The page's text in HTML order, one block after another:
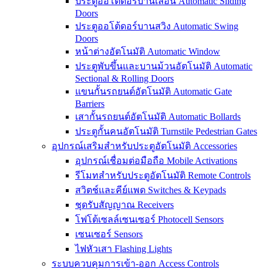
Doors
ประตูออโต้ดอร์บานสวิง Automatic Swing
Doors
หน้าต่างอัตโนมัติ Automatic Window
ประตูพับขึ้นและบานม้วนอัตโนมัติ Automatic
Sectional & Rolling Doors
แขนกั้นรถยนต์อัตโนมัติ Automatic Gate
Barriers
เสากั้นรถยนต์อัตโนมัติ Automatic Bollards
ประตูกั้นคนอัตโนมัติ Turnstile Pedestrian Gates
อุปกรณ์เสริมสำหรับประตูอัตโนมัติ Accessories
อุปกรณ์เชื่อมต่อมือถือ Mobile Activations
รีโมทสำหรับประตูอัตโนมัติ Remote Controls
สวิตช์และคีย์แพด Switches & Keypads
ชุดรับสัญญาณ Receivers
โฟโต้เซลล์เซนเซอร์ Photocell Sensors
เซนเซอร์ Sensors
ไฟหัวเสา Flashing Lights
ระบบควบคุมการเข้า-ออก Access Controls